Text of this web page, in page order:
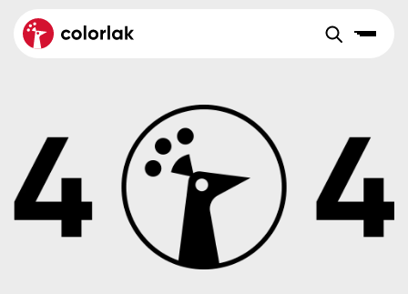
Velkoobchod Sortiment
Aktuality
Reference
O společnosti
Dřevo
Beton, asfalt, minerální podklady
Colorlak Dekor
Colorlak Profi
Colorlak Pta